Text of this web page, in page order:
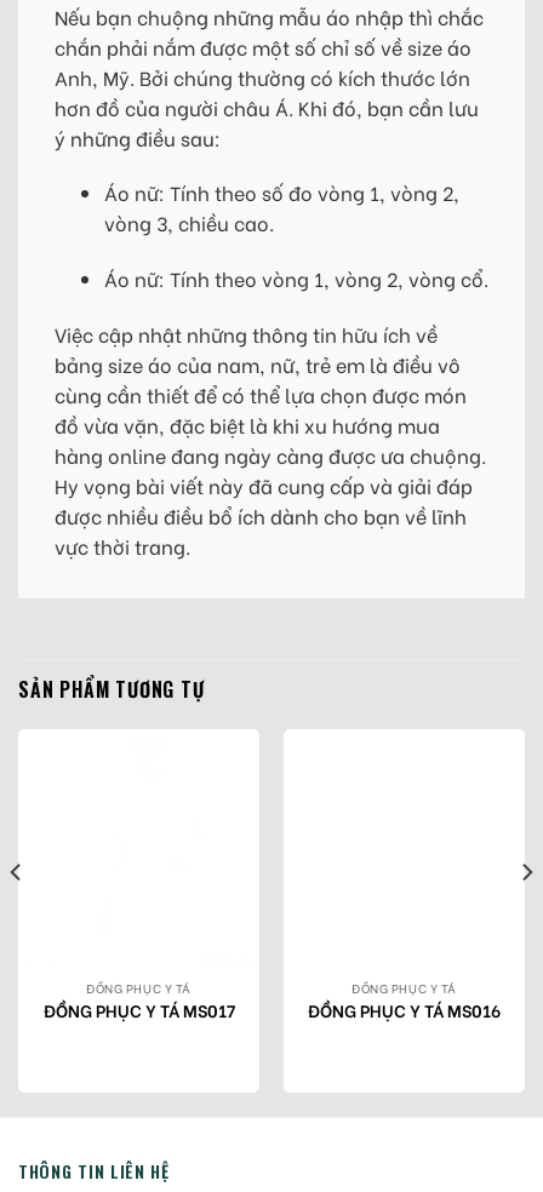
Nếu bạn chuộng những mẫu áo nhập thì chắc
chắn phải nắm được một số chỉ số về size áo
Anh, Mỹ. Bởi chúng thường có kích thước lớn
hơn đồ của người châu Á. Khi đó, bạn cần lưu
ý những điều sau:
Áo nữ: Tính theo số đo vòng 1, vòng 2,
vòng 3, chiều cao.
Áo nữ: Tính theo vòng 1, vòng 2, vòng cổ.
Việc cập nhật những thông tin hữu ích về
bảng size áo của nam, nữ, trẻ em là điều vô
cùng cần thiết để có thể lựa chọn được món
đồ vừa vặn, đặc biệt là khi xu hướng mua
hàng online đang ngày càng được ưa chuộng.
Hy vọng bài viết này đã cung cấp và giải đáp
được nhiều điều bổ ích dành cho bạn về lĩnh
vực thời trang.
SẢN PHẨM TƯƠNG TỰ
ĐỒNG PHỤC Y TÁ
ĐỒNG PHỤC Y TÁ MS017
ĐỒNG PHỤC Y TÁ
ĐỒNG PHỤC Y TÁ MS016
THÔNG TIN LIÊN HỆ